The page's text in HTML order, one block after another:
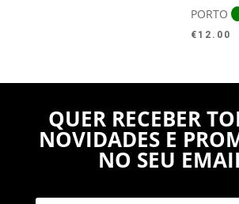
PORTO
€ 12.00
QUER RECEBER
NOVIDADES E
NO SEU